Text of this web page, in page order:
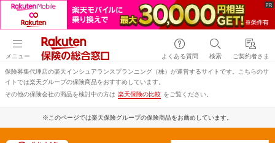
メニュー よくある質問 検索 ご契約者さま
保険募集代理店の楽天インシュアランスプランニング（株）が運営するサイトです。こちらのサ
イトでは楽天グループの保険商品をおすすめしています。
その他の保険会社の商品を検討中の方は 楽天保険の比較 をご覧ください。
※このページでは楽天保険グループの保険商品をお薦めしています。